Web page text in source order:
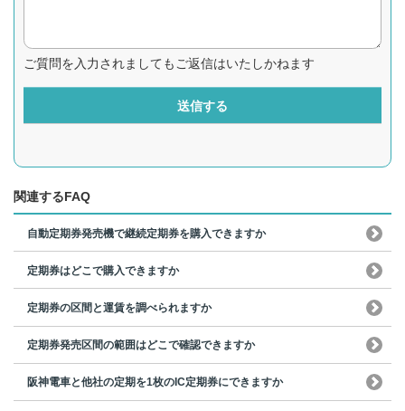
ご質問を入力されましてもご返信はいたしかねます
送信する
関連するFAQ
自動定期券発売機で継続定期券を購入できますか
定期券はどこで購入できますか
定期券の区間と運賃を調べられますか
定期券発売区間の範囲はどこで確認できますか
阪神電車と他社の定期を1枚のIC定期券にできますか